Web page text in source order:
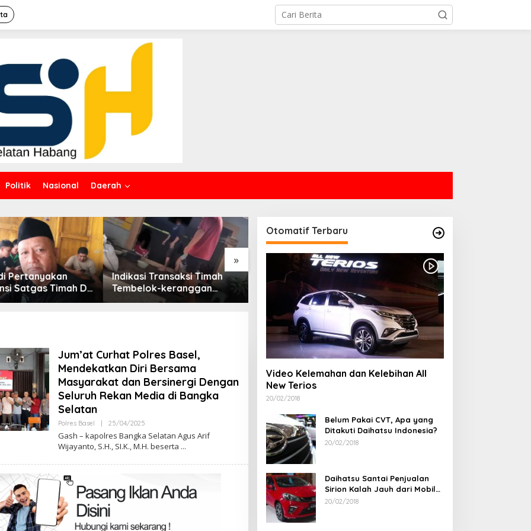
Politik Nasional Daerah
»
Transaksi Timah
keranggan
di Rumah Coku
Aksi Demo Penambang
Timah di Belitung Timur
Menggema, Ketua Komisi
Berdiri Sejak 1828
Kelenteng Kwan Ti Miau
Kaposang Rayakan Hari
Jadi, Acara Berlangsung
Meriah
Wujud Kepedulian, PT
TIMAH Bantu Tiga Keluarga
Miliki Rumah Layak Huni
Jum’at Curhat Polres Basel,
Mendekatkan Diri Bersama
Masyarakat dan Bersinergi Dengan
Seluruh Rekan Media di Bangka
Selatan
Polres Basel 25/04/2025Oleh
Gash – kapolres Bangka Selatan Agus Arif
Wijayanto, S.H., SI.K., M.H. beserta
Otomatif Terbaru
Video Kelemahan dan Kelebihan All
New Terios
20/02/2018
Belum Pakai CVT, Apa yang
Ditakuti Daihatsu Indonesia?
20/02/2018
Daihatsu Santai Penjualan
Sirion Kalah Jauh dari Mobil
LCGC
20/02/2018
Terpilih di Musda VI, Rina Tarol